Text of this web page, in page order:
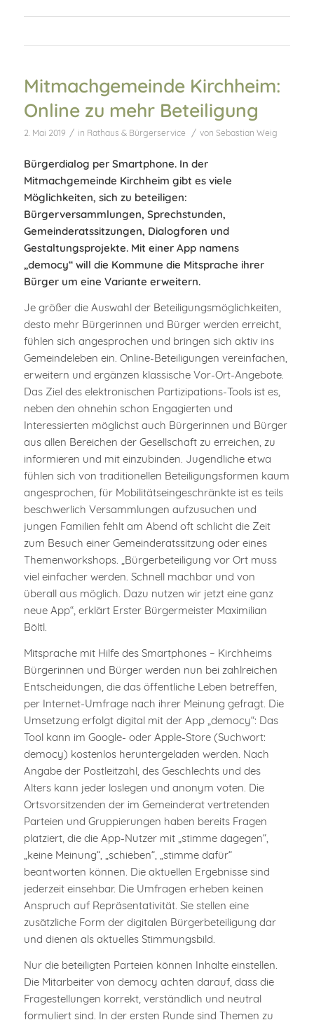
Mitmachgemeinde Kirchheim:
Online zu mehr Beteiligung
2. Mai 2019 / in Rathaus & Bürgerservice / von Sebastian Weig
Bürgerdialog per Smartphone. In der
Mitmachgemeinde Kirchheim gibt es viele
Möglichkeiten, sich zu beteiligen:
Bürgerversammlungen, Sprechstunden,
Gemeinderatssitzungen, Dialogforen und
Gestaltungsprojekte. Mit einer App namens
„democy“ will die Kommune die Mitsprache ihrer
Bürger um eine Variante erweitern.
Je größer die Auswahl der Beteiligungsmöglichkeiten,
desto mehr Bürgerinnen und Bürger werden erreicht,
fühlen sich angesprochen und bringen sich aktiv ins
Gemeindeleben ein. Online-Beteiligungen vereinfachen,
erweitern und ergänzen klassische Vor-Ort-Angebote.
Das Ziel des elektronischen Partizipations-Tools ist es,
neben den ohnehin schon Engagierten und
Interessierten möglichst auch Bürgerinnen und Bürger
aus allen Bereichen der Gesellschaft zu erreichen, zu
informieren und mit einzubinden. Jugendliche etwa
fühlen sich von traditionellen Beteiligungsformen kaum
angesprochen, für Mobilitätseingeschränkte ist es teils
beschwerlich Versammlungen aufzusuchen und
jungen Familien fehlt am Abend oft schlicht die Zeit
zum Besuch einer Gemeinderatssitzung oder eines
Themenworkshops. „Bürgerbeteiligung vor Ort muss
viel einfacher werden. Schnell machbar und von
überall aus möglich. Dazu nutzen wir jetzt eine ganz
neue App“, erklärt Erster Bürgermeister Maximilian
Böltl.
Mitsprache mit Hilfe des Smartphones – Kirchheims
Bürgerinnen und Bürger werden nun bei zahlreichen
Entscheidungen, die das öffentliche Leben betreffen,
per Internet-Umfrage nach ihrer Meinung gefragt. Die
Umsetzung erfolgt digital mit der App „democy“: Das
Tool kann im Google- oder Apple-Store (Suchwort:
democy) kostenlos heruntergeladen werden. Nach
Angabe der Postleitzahl, des Geschlechts und des
Alters kann jeder loslegen und anonym voten. Die
Ortsvorsitzenden der im Gemeinderat vertretenden
Parteien und Gruppierungen haben bereits Fragen
platziert, die die App-Nutzer mit „stimme dagegen“,
„keine Meinung“, „schieben“, „stimme dafür“
beantworten können. Die aktuellen Ergebnisse sind
jederzeit einsehbar. Die Umfragen erheben keinen
Anspruch auf Repräsentativität. Sie stellen eine
zusätzliche Form der digitalen Bürgerbeteiligung dar
und dienen als aktuelles Stimmungsbild.
Nur die beteiligten Parteien können Inhalte einstellen.
Die Mitarbeiter von democy achten darauf, dass die
Fragestellungen korrekt, verständlich und neutral
formuliert sind. In der ersten Runde sind Themen zu